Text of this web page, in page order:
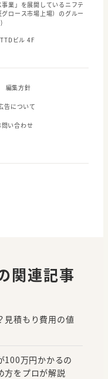
業」を展開しているニフテ
ロース市場上場）のグルー
ビル 4F
編集方針
告について
問い合わせ
関連記事
見積もり費用の値
100万円かかるの
方をプロが解説